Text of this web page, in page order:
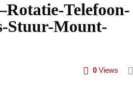
Telefoon-
Stuur-Mount-
0 Views